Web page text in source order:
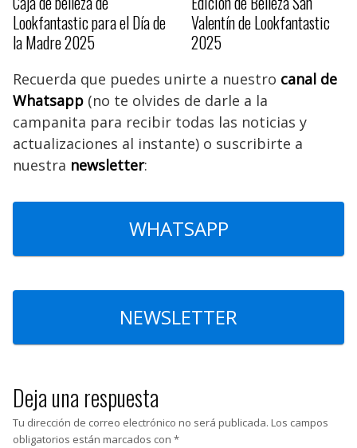
Lookfantastic para el Día de
la Madre 2025
Valentín de Lookfantastic
2025
Recuerda que puedes unirte a nuestro canal de
Whatsapp (no te olvides de darle a la
campanita para recibir todas las noticias y
actualizaciones al instante) o suscribirte a
nuestra newsletter:
WHATSAPP
NEWSLETTER
Deja una respuesta
Tu dirección de correo electrónico no será publicada. Los campos
obligatorios están marcados con *